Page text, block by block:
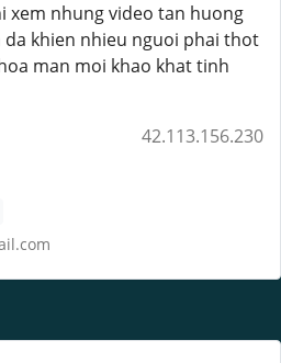
xem nhung video tan huong
khien nhieu nguoi phai thot
man moi khao khat tinh
42.113.156.230